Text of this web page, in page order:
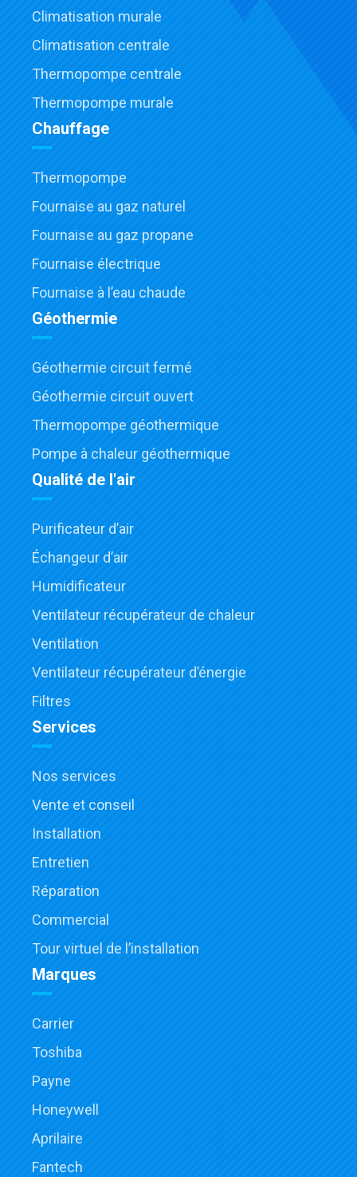
Climatisation murale
Climatisation centrale
Thermopompe centrale
Thermopompe murale
Chauffage
Thermopompe
Fournaise au gaz naturel
Fournaise au gaz propane
Fournaise électrique
Fournaise à l’eau chaude
Géothermie
Géothermie circuit fermé
Géothermie circuit ouvert
Thermopompe géothermique
Pompe à chaleur géothermique
Qualité de l'air
Purificateur d’air
Échangeur d’air
Humidificateur
Ventilateur récupérateur de chaleur
Ventilation
Ventilateur récupérateur d’énergie
Filtres
Services
Nos services
Vente et conseil
Installation
Entretien
Réparation
Commercial
Tour virtuel de l’installation
Marques
Carrier
Toshiba
Payne
Honeywell
Aprilaire
Fantech